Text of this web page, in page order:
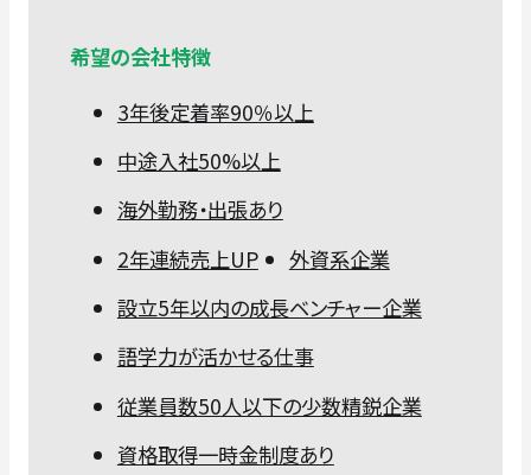
希望の会社特徴
3年後定着率90％以上
中途入社50%以上
海外勤務・出張あり
2年連続売上UP
外資系企業
設立5年以内の成長ベンチャー企業
語学力が活かせる仕事
従業員数50人以下の少数精鋭企業
資格取得一時金制度あり